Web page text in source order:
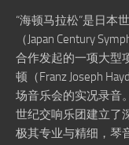
“海顿马拉松”是日本
（Japan Century
合作发起的一项大型
顿（Franz Joseph
场音乐会的实况录音
世纪交响乐团建立了
极其专业与精细，琴